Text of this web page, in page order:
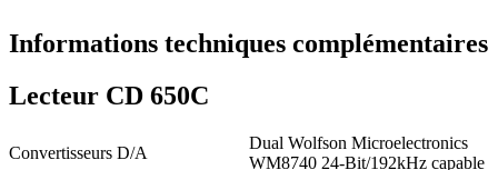
Informations techniques complémentaires
Lecteur CD 650C
Convertisseurs D/A
Dual Wolfson Microelectronics
WM8740 24-Bit/192kHz capable